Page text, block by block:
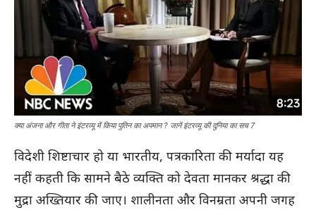
क्या अंजना और गीता ने इंटरव्यू में किया पुतिन का अपमान ? जानें इंटरव्यू की दुनिया का सच 7
विदेशी शिष्टाचार हो या भारतीय, पत्रकारिता की मर्यादा यह
नहीं कहती कि सामने बैठे व्यक्ति को देवता मानकर श्रद्धा की
मुद्रा अख्तियार की जाए। शालीनता और विनम्रता अपनी जगह